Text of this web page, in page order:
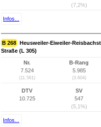
(7,2%)
Infos...
B 268 Heusweiler-Eiweiler-
Straße (L 305)
Nr.
7.524
(11.561)
B-Rang
5.985
(3.604)
DTV
10.725
SV
547
(5,1%)
Infos...